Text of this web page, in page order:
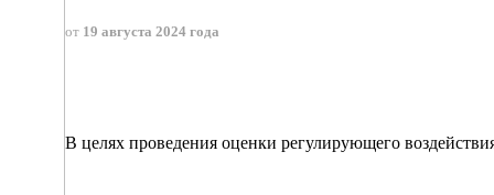
от 19 августа 2024 года
В целях проведения оценки регулирующего